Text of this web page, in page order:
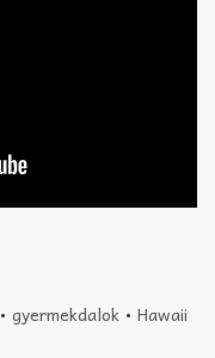
•gyermekdalok •Hawaii